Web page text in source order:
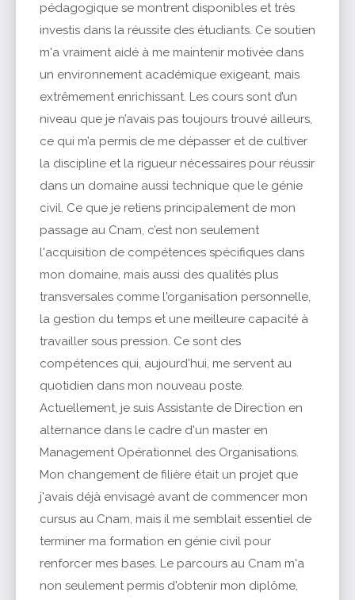
pédagogique se montrent disponibles et très
investis dans la réussite des étudiants. Ce soutien
m'a vraiment aidé à me maintenir motivée dans
un environnement académique exigeant, mais
extrêmement enrichissant. Les cours sont d’un
niveau que je n’avais pas toujours trouvé ailleurs,
ce qui m’a permis de me dépasser et de cultiver
la discipline et la rigueur nécessaires pour réussir
dans un domaine aussi technique que le génie
civil. Ce que je retiens principalement de mon
passage au Cnam, c’est non seulement
l'acquisition de compétences spécifiques dans
mon domaine, mais aussi des qualités plus
transversales comme l'organisation personnelle,
la gestion du temps et une meilleure capacité à
travailler sous pression. Ce sont des
compétences qui, aujourd'hui, me servent au
quotidien dans mon nouveau poste.
Actuellement, je suis Assistante de Direction en
alternance dans le cadre d'un master en
Management Opérationnel des Organisations.
Mon changement de filière était un projet que
j'avais déjà envisagé avant de commencer mon
cursus au Cnam, mais il me semblait essentiel de
terminer ma formation en génie civil pour
renforcer mes bases. Le parcours au Cnam m'a
non seulement permis d'obtenir mon diplôme,